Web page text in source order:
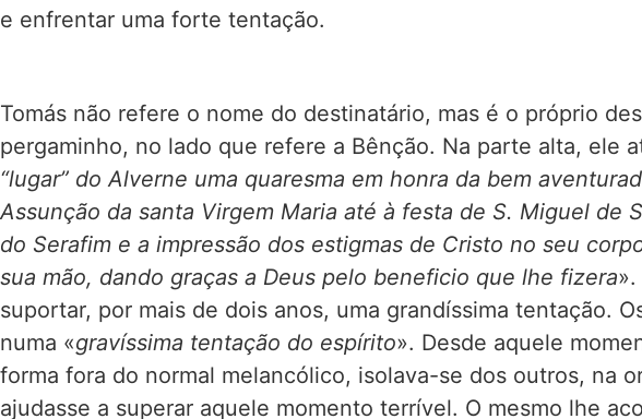
e enfrentar uma forte tentação.
Tomás não refere o nome do destinatário, mas é o próprio
pergaminho, no lado que refere a Bênção. Na parte alta, ele
“lugar” do Alverne uma quaresma em honra da bem
Assunção da santa Virgem Maria até à festa de S. Miguel de
do Serafim e a impressão dos estigmas de Cristo no seu
sua mão, dando graças a Deus pelo beneficio que lhe fizera
suportar, por mais de dois anos, uma grandíssima tentação.
numa «gravíssima tentação do espírito». Desde aquele
forma fora do normal melancólico, isolava-se dos outros, na
ajudasse a superar aquele momento terrível. O mesmo lhe